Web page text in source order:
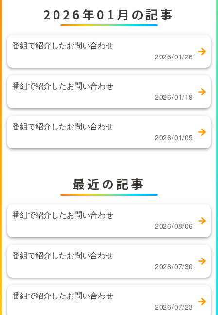
EN 検索 番組表
2026年01月の記事
番組で紹介したお問い合わせ
2026/01/26
番組で紹介したお問い合わせ
2026/01/19
番組で紹介したお問い合わせ
2026/01/05
最近の記事
番組で紹介したお問い合わせ
2026/08/06
番組で紹介したお問い合わせ
2026/07/30
番組で紹介したお問い合わせ
2026/07/23